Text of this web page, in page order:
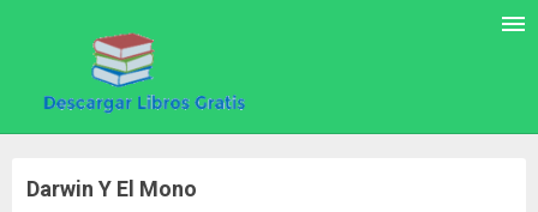
Darwin Y El Mono